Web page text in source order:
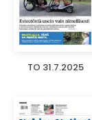
TO 31.7.2025